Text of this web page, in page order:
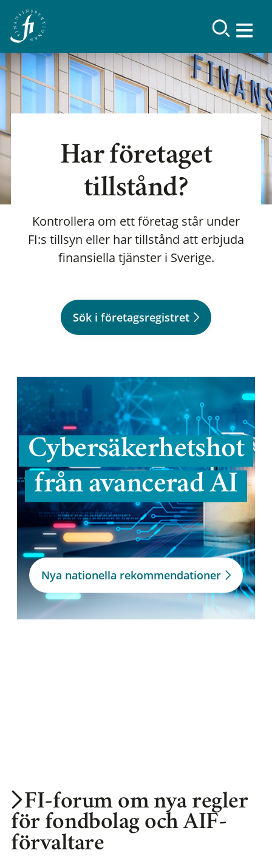
Har företaget
tillstånd?
Kontrollera om ett företag står under
FI:s tillsyn eller har tillstånd att erbjuda
finansiella tjänster i Sverige.
Sök i företagsregistret
Cybersäkerhetshot
från avancerad AI
Nya nationella rekommendationer
FI-forum om nya regler
för fondbolag och AIF-
förvaltare